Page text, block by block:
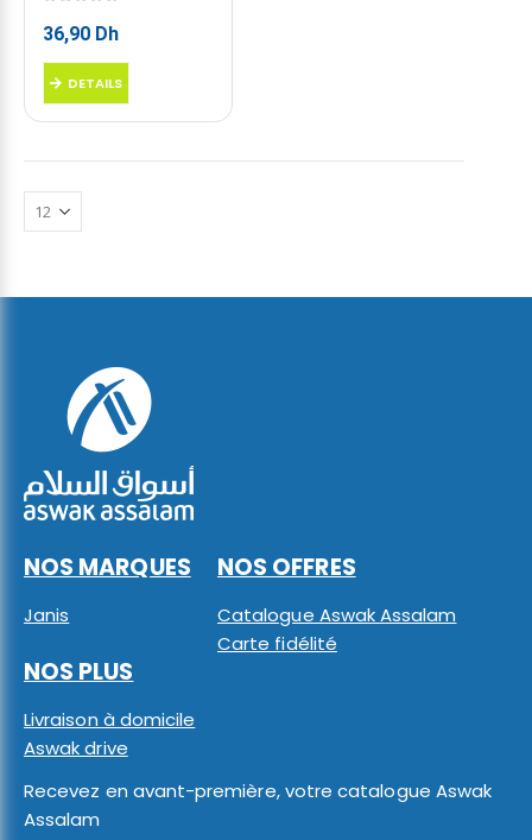
36,90 Dh
DETAILS
NOS MARQUES
Janis
NOS OFFRES
Catalogue Aswak Assalam
Carte fidélité
NOS PLUS
Livraison à domicile
Aswak drive
Recevez en avant-première, votre catalogue Aswak
Assalam